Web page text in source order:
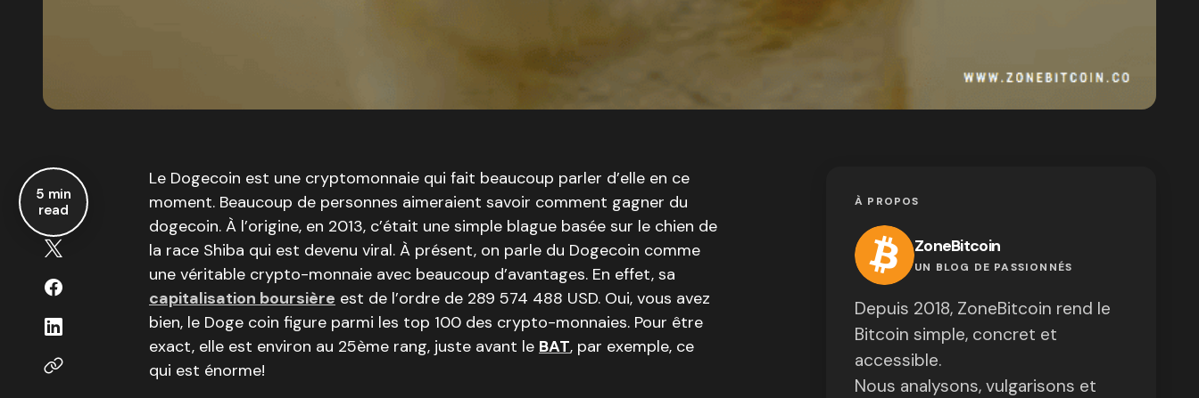
5 min
read
Le Dogecoin est une cryptomonnaie qui fait beaucoup parler d’elle en ce
moment. Beaucoup de personnes aimeraient savoir comment gagner du
dogecoin. À l’origine, en 2013, c’était une simple blague basée sur le chien de
la race Shiba qui est devenu viral. À présent, on parle du Dogecoin comme
une véritable crypto-monnaie avec beaucoup d’avantages. En effet, sa
capitalisation boursière est de l’ordre de 289 574 488 USD. Oui, vous avez
bien, le Doge coin figure parmi les top 100 des crypto-monnaies. Pour être
exact, elle est environ au 25ème rang, juste avant le BAT, par exemple, ce
qui est énorme!
À PROPOS
ZoneBitcoin
UN BLOG DE PASSIONNÉS
Depuis 2018, ZoneBitcoin rend le
Bitcoin simple, concret et
accessible.
Nous analysons, vulgarisons et